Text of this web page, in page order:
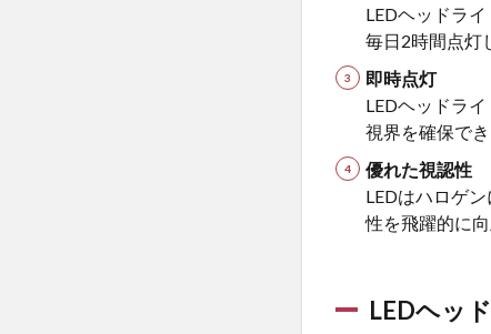
確
認
べ
き4
つ
注
意
点
に適
LEDヘッドラ
毎日2時間点灯
即時点灯
LEDヘッドラ
視界を確保で
優れた視認性
LEDはハロゲ
性を飛躍的に
LEDヘッ